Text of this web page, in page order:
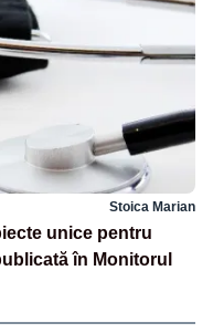
Stoica Marian
unice pentru
în Monitorul